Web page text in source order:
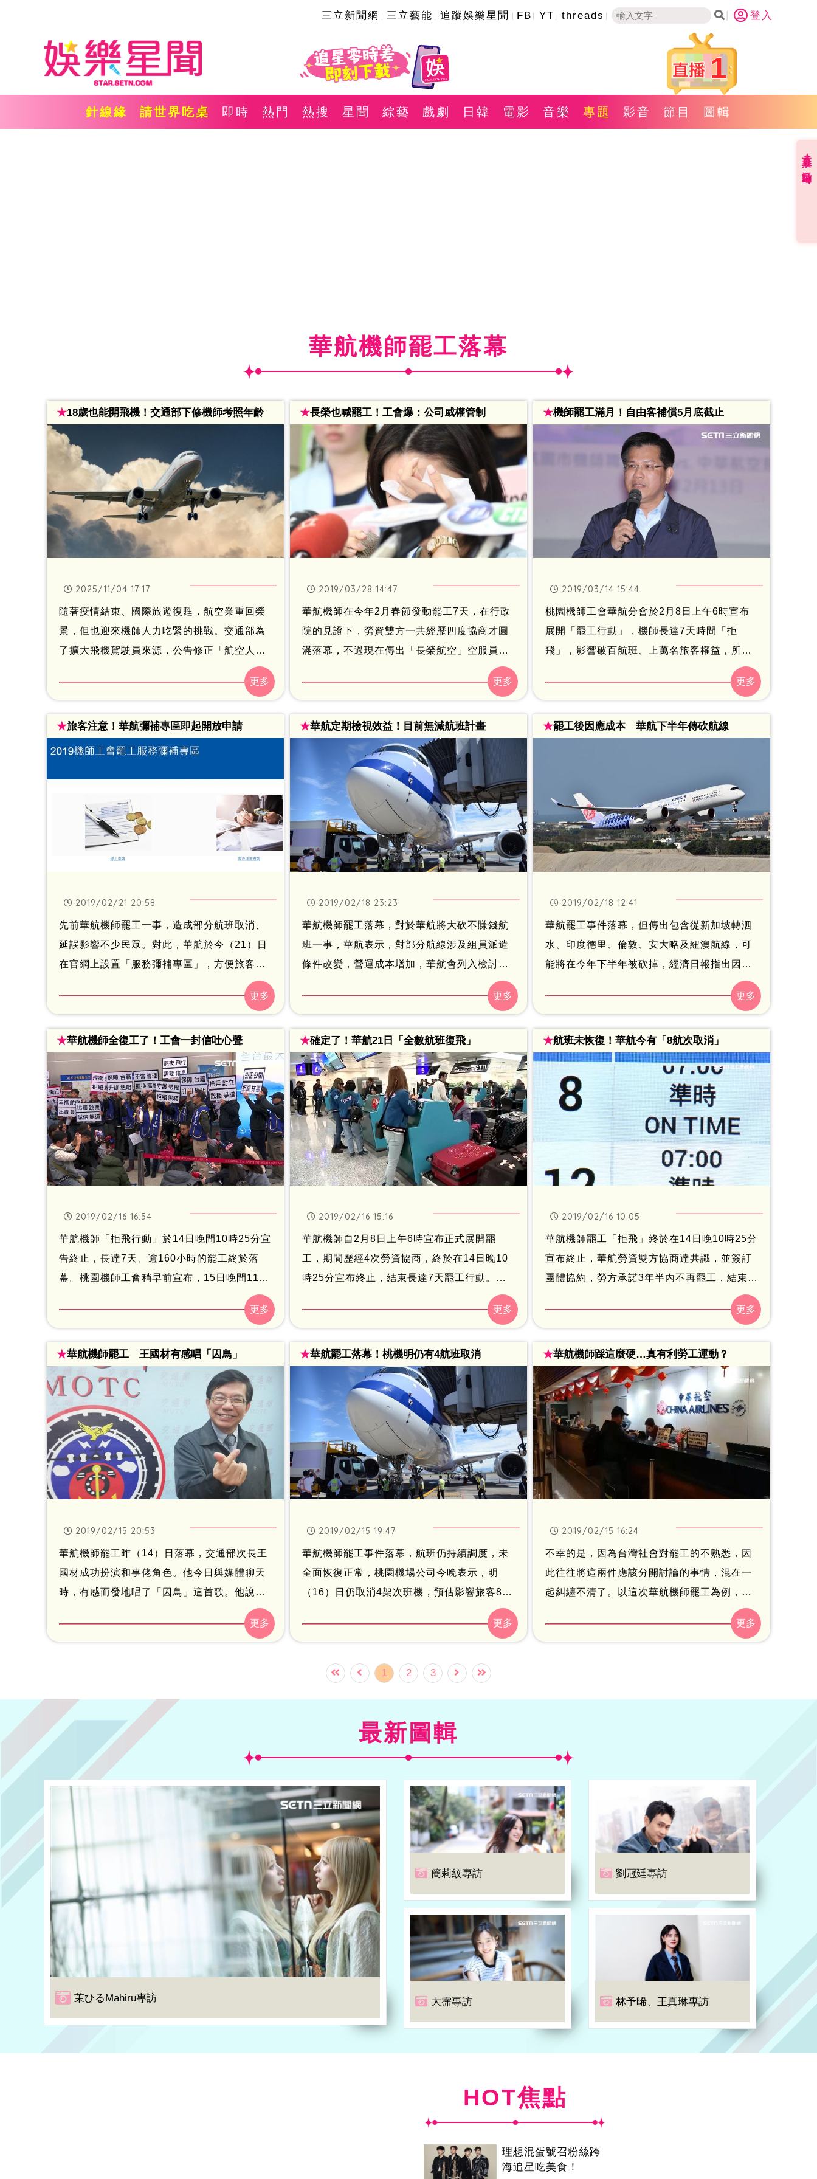
三立新聞網 三立藝能 追蹤娛樂星聞 FB YT threads 登入
1
針線緣 請世界吃桌 即時 熱門 熱搜 星聞 綜藝 戲劇 日韓 電影 音樂 專題 影音 節目 圖輯
華航機師罷工落幕
★18歲也能開飛機！交通部下修機師考照年齡
2025/11/04 17:17
隨著疫情結束、國際旅遊復甦，航空業重回榮
景，但也迎來機師人力吃緊的挑戰。交通部為
了擴大飛機駕駛員來源，公告修正「航空人員
檢定給證管理規則」，將商用駕駛員申請檢定
年齡從原本的20歲下修為18歲，民航運輸駕駛
式上路。
★長榮也喊罷工！工會爆：公司威權管制
2019/03/28 14:47
華航機師在今年2月春節發動罷工7天，在行政
院的見證下，勞資雙方一共經歷四度協商才圓
滿落幕，不過現在傳出「長榮航空」空服員，
也醞釀罷工。空服員工會秘書長鄭雅菱，28日
在《梅爾文嗆新聞》廣播專訪中透露，長榮有
排除採取罷工行動。
★機師罷工滿月！自由客補償5月底截止
2019/03/14 15:44
桃園機師工會華航分會於2月8日上午6時宣布
展開「罷工行動」，機師長達7天時間「拒
飛」，影響破百航班、上萬名旅客權益，所幸
在2月14日情人節當天圓滿落幕。事隔1個月，
交通部長林佳龍今（14）日在臉書曝光「達成
專案，將於將於5月底截止申請，最後不忘特別
珍惜彼此，『勞資一體，善待彼此』！
★旅客注意！華航彌補專區即起開放申請
2019/02/21 20:58
先前華航機師罷工一事，造成部分航班取消、
延誤影響不少民眾。對此，華航於今（21）日
在官網上設置「服務彌補專區」，方便旅客申
★華航定期檢視效益！目前無減航班計畫
2019/02/18 23:23
華航機師罷工落幕，對於華航將大砍不賺錢航
班一事，華航表示，對部分航線涉及組員派遣
條件改變，營運成本增加，華航會列入檢討機
制提改善方案，但目前未針對特定航班減班或
★罷工後因應成本 華航下半年傳砍航線
2019/02/18 12:41
華航罷工事件落幕，但傳出包含從新加坡轉泗
水、印度德里、倫敦、安大略及紐澳航線，可
能將在今年下半年被砍掉，經濟日報指出因為
華航未來人事成本提高，要大砍賠錢航線。
★華航機師全復工了！工會一封信吐心聲
2019/02/16 16:54
華航機師「拒飛行動」於14日晚間10時25分宣
告終止，長達7天、逾160小時的罷工終於落
幕。桃園機師工會稍早前宣布，15日晚間11時
前，600多位參與罷工會員檢定證已全數領
回，對於此次行動再三向社會大眾致歉，並承
對於第一線地勤同仁於期間所承受壓力，也表
達最深歉意。
★確定了！華航21日「全數航班復飛」
2019/02/16 15:16
華航機師自2月8日上午6時宣布正式展開罷
工，期間歷經4次勞資協商，終於在14日晚10
時25分宣布終止，結束長達7天罷工行動。華
航原定今（16）日起航班有望全數回歸正常，
不過據官網顯示至下週三（20 ）日止仍有34
日）起航班才會依公司表訂班表全數恢復飛
航，故20日前仍以官網公布之航班運營。
★航班未恢復！華航今有「8航次取消」
2019/02/16 10:05
華航機師罷工「拒飛」終於在14日晚10時25分
宣布終止，華航勞資雙方協商達共識，並簽訂
團體協約，勞方承諾3年半內不再罷工，結束長
達7天的罷工行動。華航原定今（16）日航班
有望全數恢復正常，不過據官網航班異動最新
計畫之民眾，要隨時注意華航最新航班異動。
★華航機師罷工 王國材有感唱「囚鳥」
2019/02/15 20:53
華航機師罷工昨（14）日落幕，交通部次長王
國材成功扮演和事佬角色。他今日與媒體聊天
時，有感而發地唱了「囚鳥」這首歌。他說，
機師罷工期間，讓他想到交通部與旅客像囚鳥
★華航罷工落幕！桃機明仍有4航班取消
2019/02/15 19:47
華航機師罷工事件落幕，航班仍持續調度，未
全面恢復正常，桃園機場公司今晚表示，明
（16）日仍取消4架次班機，預估影響旅客804
★華航機師踩這麼硬…真有利勞工運動？
2019/02/15 16:24
不幸的是，因為台灣社會對罷工的不熟悉，因
此往往將這兩件應該分開討論的事情，混在一
起糾纏不清了。以這次華航機師罷工為例，機
師罷工程序一切合法，就算是在春節連假期間
「突襲」，也不該是被譴責的理由。然而，罷
1 2 3
最新圖輯
茉ひるMahiru專訪
簡莉紋專訪
大霈專訪
劉冠廷專訪
林予晞、王真琳專訪
HOT焦點
理想混蛋號召粉絲跨
海追星吃美食！
直播✦活動